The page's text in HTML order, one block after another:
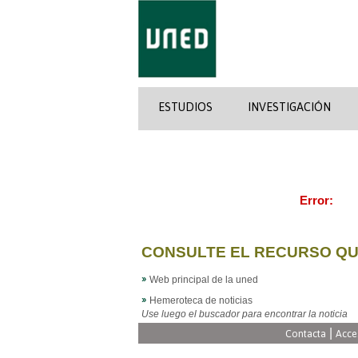
ESTUDIOS INVESTIGACIÓN
Error:
CONSULTE EL RECURSO
Web principal de la uned
Hemeroteca de noticias
Use luego el buscador para encontrar la noticia
Contacta